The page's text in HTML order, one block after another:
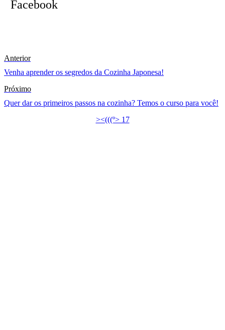
Facebook
Anterior
Venha aprender os segredos da Cozinha Japonesa!
Próximo
Quer dar os primeiros passos na cozinha? Temos o curso para você!
><(((º> 17